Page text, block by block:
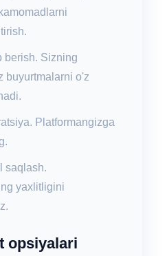
berish. Sizning
buyurtmalarni o'z
Platformangizga
saqlash.
yaxlitligini
opsiyalari